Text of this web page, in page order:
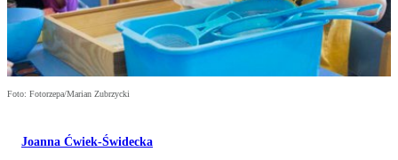
Foto: Fotorzepa/Marian Zubrzycki
Joanna Ćwiek-Świdecka